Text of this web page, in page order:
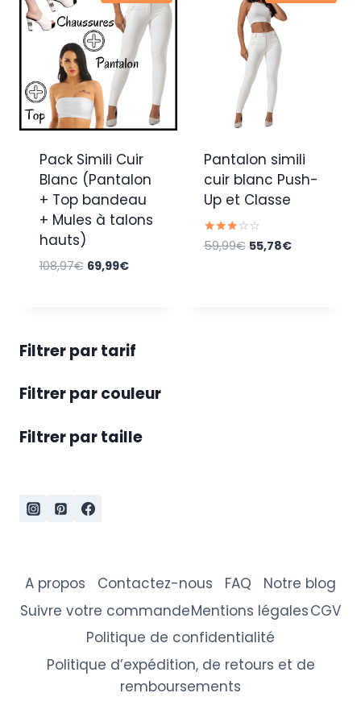
Pack Simili Cuir
Blanc (Pantalon
+ Top bandeau
+ Mules à talons
hauts)
108,97€ Le
108,97€.
69,99€Le
69,99€.
Pantalon simili
cuir blanc Push-
Up et Classe
Note
3.00
59,99€ Le
55,78€Le
Filtrer par tarif
Filtrer par couleur
Filtrer par taille
A propos Contactez-nous FAQ
Notre blog
Suivre votre commandeMentions légalesCGV
Politique de confidentialité
Politique d’expédition, de retours et de
remboursements